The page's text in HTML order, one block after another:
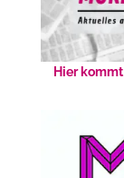
Hier